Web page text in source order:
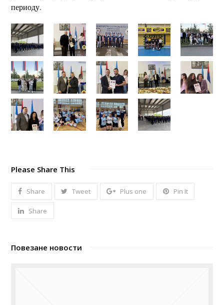
периоду.
Please Share This
Share Tweet Plus one Pin It
Share
Повезане новости